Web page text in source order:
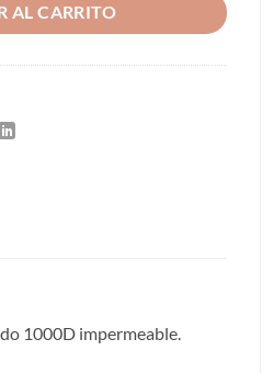
AL CARRITO
1000D impermeable.